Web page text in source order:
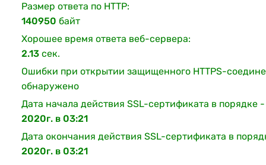
Размер ответа по HTTP:
140950 байт
Хорошее время ответа веб-сервера:
2.13 сек.
Ошибки при открытии защищенного HTTPS-
обнаружено
Дата начала действия SSL-сертификата в порядке
2020г. в 03:21
Дата окончания действия SSL-сертификата в
2020г. в 03:21